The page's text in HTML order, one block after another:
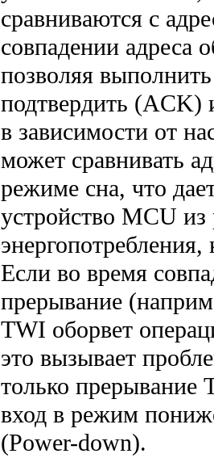
сравниваются с
совпадении адреса
позволяя
подтвердить (ACK)
в зависимости от
может сравнивать
режиме сна, что
устройство MCU
Если во время
прерывание
TWI оборвет
это вызывает
только прерывание
вход в режим
(Power-down).